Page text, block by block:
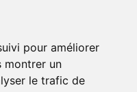
pour améliorer
montrer un
le trafic de